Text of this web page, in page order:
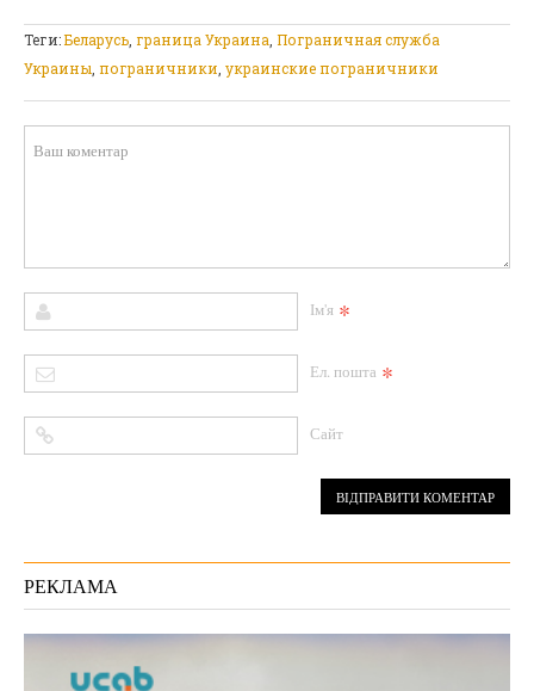
Теги:Беларусь граница Украина Пограничная служба
Украины пограничники украинские пограничники
Ім'я *
Ел. пошта *
Сайт
РЕКЛАМА